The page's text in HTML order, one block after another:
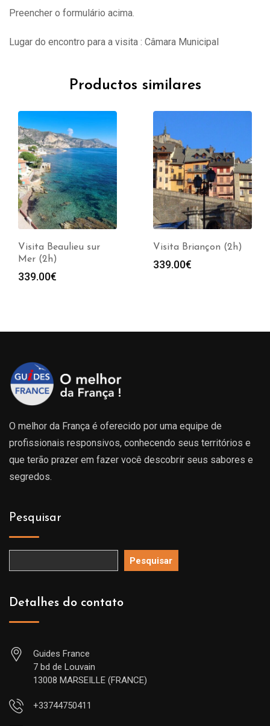
Preencher o formulário acima.
Lugar do encontro para a visita : Câmara Municipal
Productos similares
Visita Beaulieu sur
Mer (2h)
339.00€
Visita Briançon (2h)
339.00€
O melhor da França é oferecido por uma equipe de
profissionais responsivos, conhecendo seus territórios e
que terão prazer em fazer você descobrir seus sabores e
segredos.
Pesquisar
Pesquisar
Detalhes do contato
Guides France
7 bd de Louvain
13008 MARSEILLE (FRANCE)
+33744750411